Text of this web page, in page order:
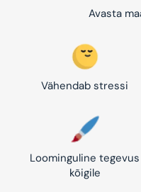
Avasta
Vähendab stressi
Loominguline tegevus
kõigile